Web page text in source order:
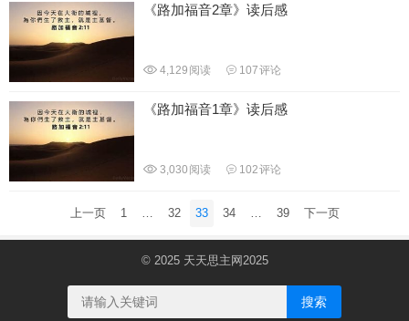
《路加福音2章》读后感
4,129 阅读 107评论
《路加福音1章》读后感
3,030 阅读 102评论
上一页 1 … 32 33 34 … 39 下一页
© 2025 天天思主网2025
搜索